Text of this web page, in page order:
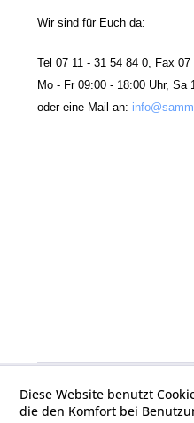
Wir sind für Euch da:
Tel 07 11 - 31 54 84 0, Fax
Mo - Fr 09:00 - 18:00 Uhr, Sa
oder eine Mail an:
Diese Website benutzt
die den Komfort bei